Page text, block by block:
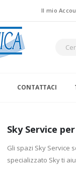
Il mio
CONTATTACI
Sky Service
Gli spazi Sky Service
specializzato Sky ti